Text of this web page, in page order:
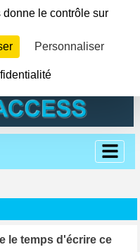
le temps d'écrire ce
le contrôle sur
Personnaliser